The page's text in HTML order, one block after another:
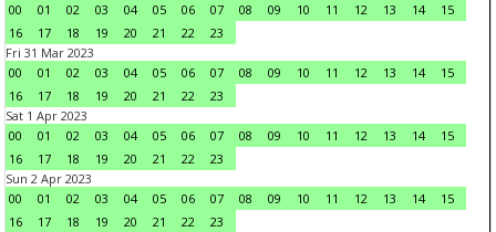
00
01 02 03 04 05 06 07 08 09 10 11 12 13 14
15
16
17 18 19 20 21 22
23
Fri 31 Mar 2023
00
01 02 03 04 05 06 07 08 09 10 11 12 13 14
15
16
17 18 19 20 21 22
23
Sat 1 Apr 2023
00
01 02 03 04 05 06 07 08 09 10 11 12 13 14
15
16
17 18 19 20 21 22
23
Sun 2 Apr 2023
00
01 02 03 04 05 06 07 08 09 10 11 12 13 14
15
16
17 18 19 20 21 22
23